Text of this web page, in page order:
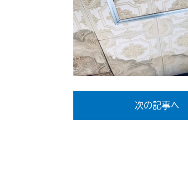
次の記事へ